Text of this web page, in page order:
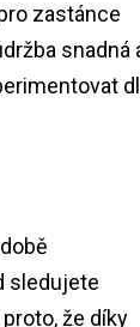
zastánce
snadná
sledujete
že díky